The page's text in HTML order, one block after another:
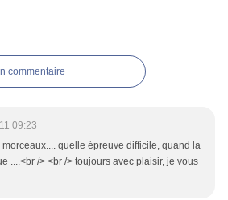
commentaire
09:23
morceaux.... quelle épreuve difficile, quand la
....<br /> <br /> toujours avec plaisir, je vous